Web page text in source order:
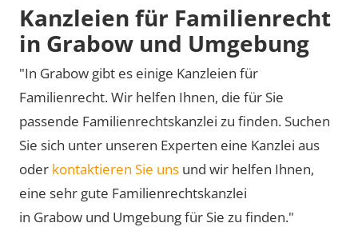
Kanzleien für Familienrecht
in Grabow und Umgebung
"In Grabow gibt es einige Kanzleien für
Familienrecht. Wir helfen Ihnen, die für Sie
passende Familienrechtskanzlei zu finden. Suchen
Sie sich unter unseren Experten eine Kanzlei aus
oder kontaktieren Sie uns und wir helfen Ihnen,
eine sehr gute Familienrechtskanzlei
in Grabow und Umgebung für Sie zu finden."